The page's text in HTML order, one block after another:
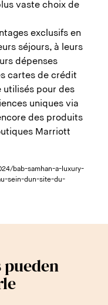
vaste choix de
exclusifs en
séjours, à leurs
dépenses
cartes de crédit
utilisés pour des
uniques via
des produits
Marriott
bab-samhan-a-luxury-
sein-dun-site-du-